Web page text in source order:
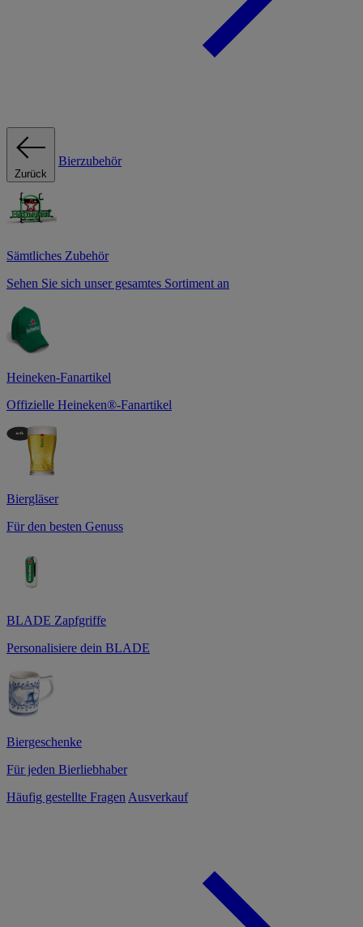
Zurück
Bierzubehör
Sämtliches Zubehör
Sehen Sie sich unser gesamtes Sortiment an
Heineken-Fanartikel
Offizielle Heineken®-Fanartikel
Biergläser
Für den besten Genuss
BLADE Zapfgriffe
Personalisiere dein BLADE
Biergeschenke
Für jeden Bierliebhaber
Häufig gestellte Fragen Ausverkauf